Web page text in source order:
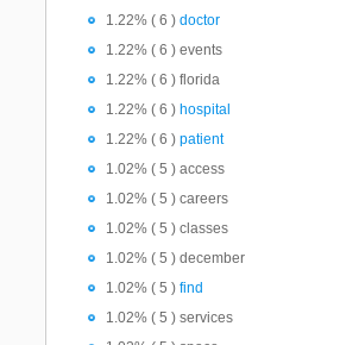
1.22% ( 6 ) doctor
1.22% ( 6 ) events
1.22% ( 6 ) florida
1.22% ( 6 ) hospital
1.22% ( 6 ) patient
1.02% ( 5 ) access
1.02% ( 5 ) careers
1.02% ( 5 ) classes
1.02% ( 5 ) december
1.02% ( 5 ) find
1.02% ( 5 ) services